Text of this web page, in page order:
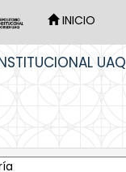
INICIO
UAQ